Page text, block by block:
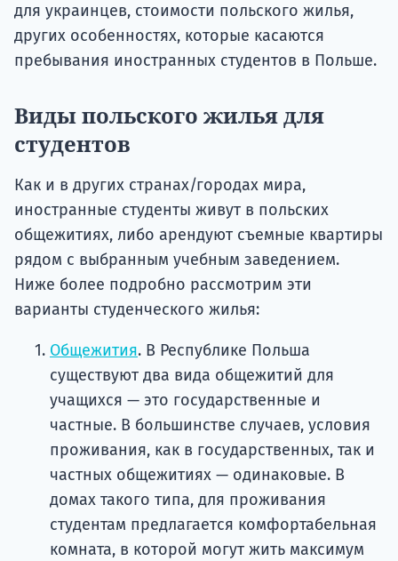
для украинцев, стоимости польского жилья,
других особенностях, которые касаются
пребывания иностранных студентов в Польше.
Виды польского жилья для
студентов
Как и в других странах/городах мира,
иностранные студенты живут в польских
общежитиях, либо арендуют съемные квартиры
рядом с выбранным учебным заведением.
Ниже более подробно рассмотрим эти
варианты студенческого жилья:
Общежития. В Республике Польша
существуют два вида общежитий для
учащихся — это государственные и
частные. В большинстве случаев, условия
проживания, как в государственных, так и
частных общежитиях — одинаковые. В
домах такого типа, для проживания
студентам предлагается комфортабельная
комната, в которой могут жить максимум